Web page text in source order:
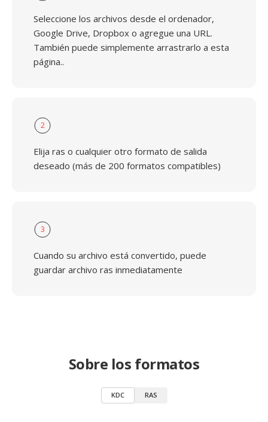
Seleccione los archivos desde el ordenador,
Google Drive, Dropbox o agregue una URL.
También puede simplemente arrastrarlo a esta
página..
2
Elija ras o cualquier otro formato de salida
deseado (más de 200 formatos compatibles)
3
Cuando su archivo está convertido, puede
guardar archivo ras inmediatamente
Sobre los formatos
KDC RAS